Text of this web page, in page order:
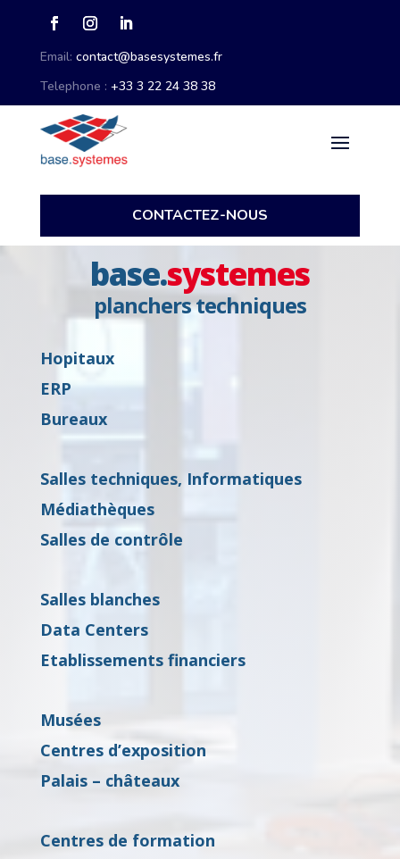
Email: contact@basesystemes.fr
Telephone : +33 3 22 24 38 38
CONTACTEZ-NOUS
base.systemes
planchers techniques
Hopitaux
ERP
Bureaux
Salles techniques, Informatiques
Médiathèques
Salles de contrôle
Salles blanches
Data Centers
Etablissements financiers
Musées
Centres d’exposition
Palais – châteaux
Centres de formation